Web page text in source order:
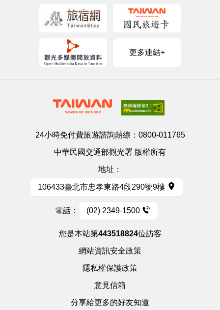
更多連結+
24小時免付費旅遊諮詢熱線： 0800-011765
中華民國交通部觀光署 版權所有
地址：
106433臺北市忠孝東路4段290號9樓
電話： (02) 2349-1500
您是本站第443518824位訪客
網站資訊安全政策
隱私權保護政策
意見信箱
分享給更多的好友知道